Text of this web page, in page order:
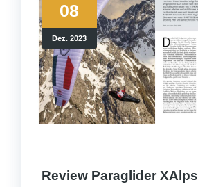
08
Dez. 2023
Review Paraglider